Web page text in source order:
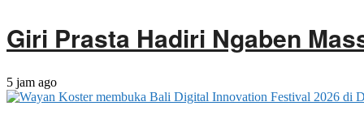
Giri Prasta Hadiri Ngaben
5 jam ago